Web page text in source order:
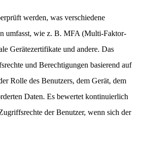
werden, was verschiedene
umfasst, wie z. B. MFA (Multi-Faktor-
Gerätezertifikate und andere. Das
und Berechtigungen basierend auf
Rolle des Benutzers, dem Gerät, dem
Daten. Es bewertet kontinuierlich
der Benutzer, wenn sich der